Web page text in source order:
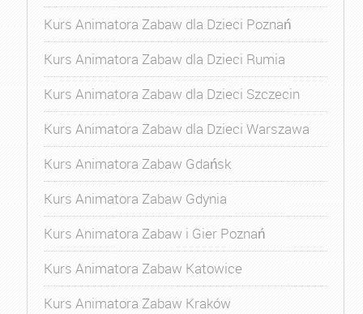
Kurs Animatora Zabaw dla Dzieci Poznań
Kurs Animatora Zabaw dla Dzieci Rumia
Kurs Animatora Zabaw dla Dzieci Szczecin
Kurs Animatora Zabaw dla Dzieci Warszawa
Kurs Animatora Zabaw Gdańsk
Kurs Animatora Zabaw Gdynia
Kurs Animatora Zabaw i Gier Poznań
Kurs Animatora Zabaw Katowice
Kurs Animatora Zabaw Kraków